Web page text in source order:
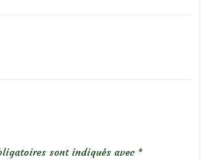
sont indiqués avec *